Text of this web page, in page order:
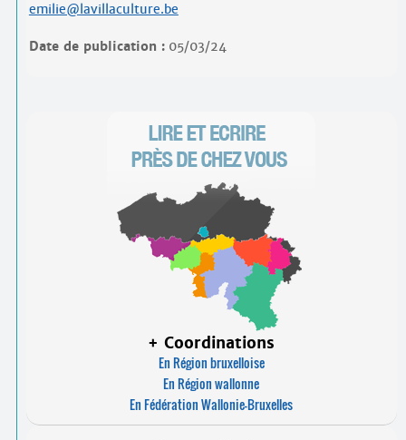
emilie@lavillaculture.be
Date de publication :05/03/24
+ Coordinations
En Région bruxelloise
En Région wallonne
En Fédération Wallonie-Bruxelles